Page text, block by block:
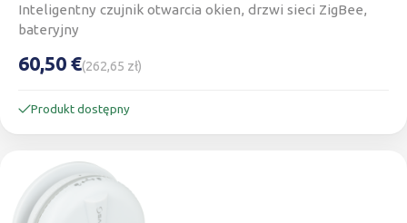
Inteligentny czujnik otwarcia okien, drzwi sieci ZigBee,
bateryjny
60,50 €(262,65 zł)
Produkt dostępny